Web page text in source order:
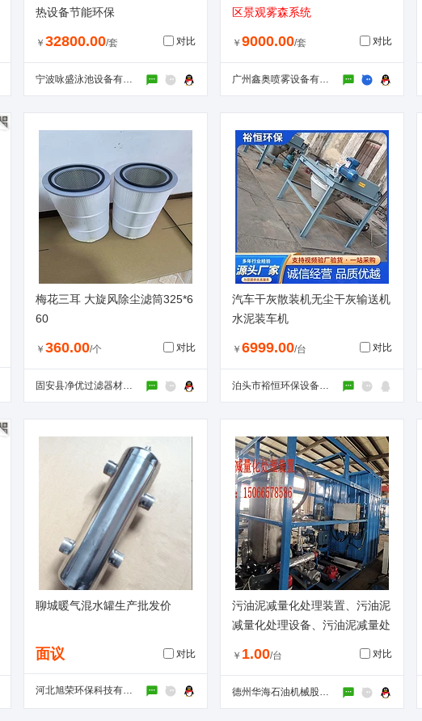
热设备节能环保
￥ 32800.00/套 对比
宁波咏盛泳池设备有限公司
区景观雾森系统
￥ 9000.00/套 对比
广州鑫奥喷雾设备有限公司
梅花三耳 大旋风除尘滤筒325*6
60
￥ 360.00/个 对比
固安县净优过滤器材有限公司
汽车干灰散装机无尘干灰输送机
水泥装车机
￥ 6999.00/台 对比
泊头市裕恒环保设备有限公司
聊城暖气混水罐生产批发价
面议 对比
河北旭荣环保科技有限公司
污油泥减量化处理装置、污油泥
减量化处理设备、污油泥减量处
￥ 1.00/台 对比
德州华海石油机械股份有限公司